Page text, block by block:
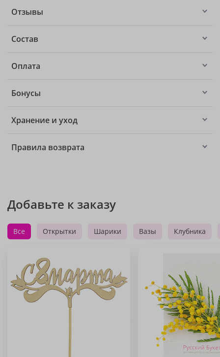
Отзывы
Состав
Оплата
Бонусы
Хранение и уход
Правила возврата
Добавьте к заказу
Все Открытки Шарики Вазы Клубника